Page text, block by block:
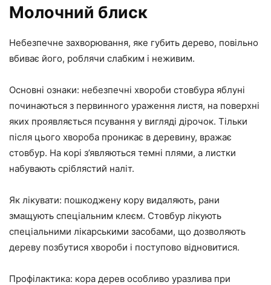
Молочний блиск
Небезпечне захворювання, яке губить дерево, повільно
вбиває його, роблячи слабким і неживим.
Основні ознаки: небезпечні хвороби стовбура яблуні
починаються з первинного ураження листя, на поверхні
яких проявляється псування у вигляді дірочок. Тільки
після цього хвороба проникає в деревину, вражає
стовбур. На корі з’являються темні плями, а листки
набувають сріблястий наліт.
Як лікувати: пошкоджену кору видаляють, рани
змащують спеціальним клеєм. Стовбур лікують
спеціальними лікарськими засобами, що дозволяють
дереву позбутися хвороби і поступово відновитися.
Профілактика: кора дерев особливо уразлива при